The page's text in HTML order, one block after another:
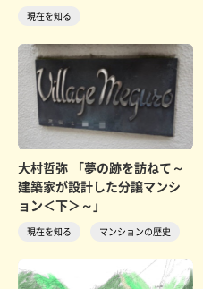
現在を知る
大村哲弥 「夢の跡を訪ねて～
建築家が設計した分譲マンシ
ョン＜下＞～」
現在を知る マンションの歴史